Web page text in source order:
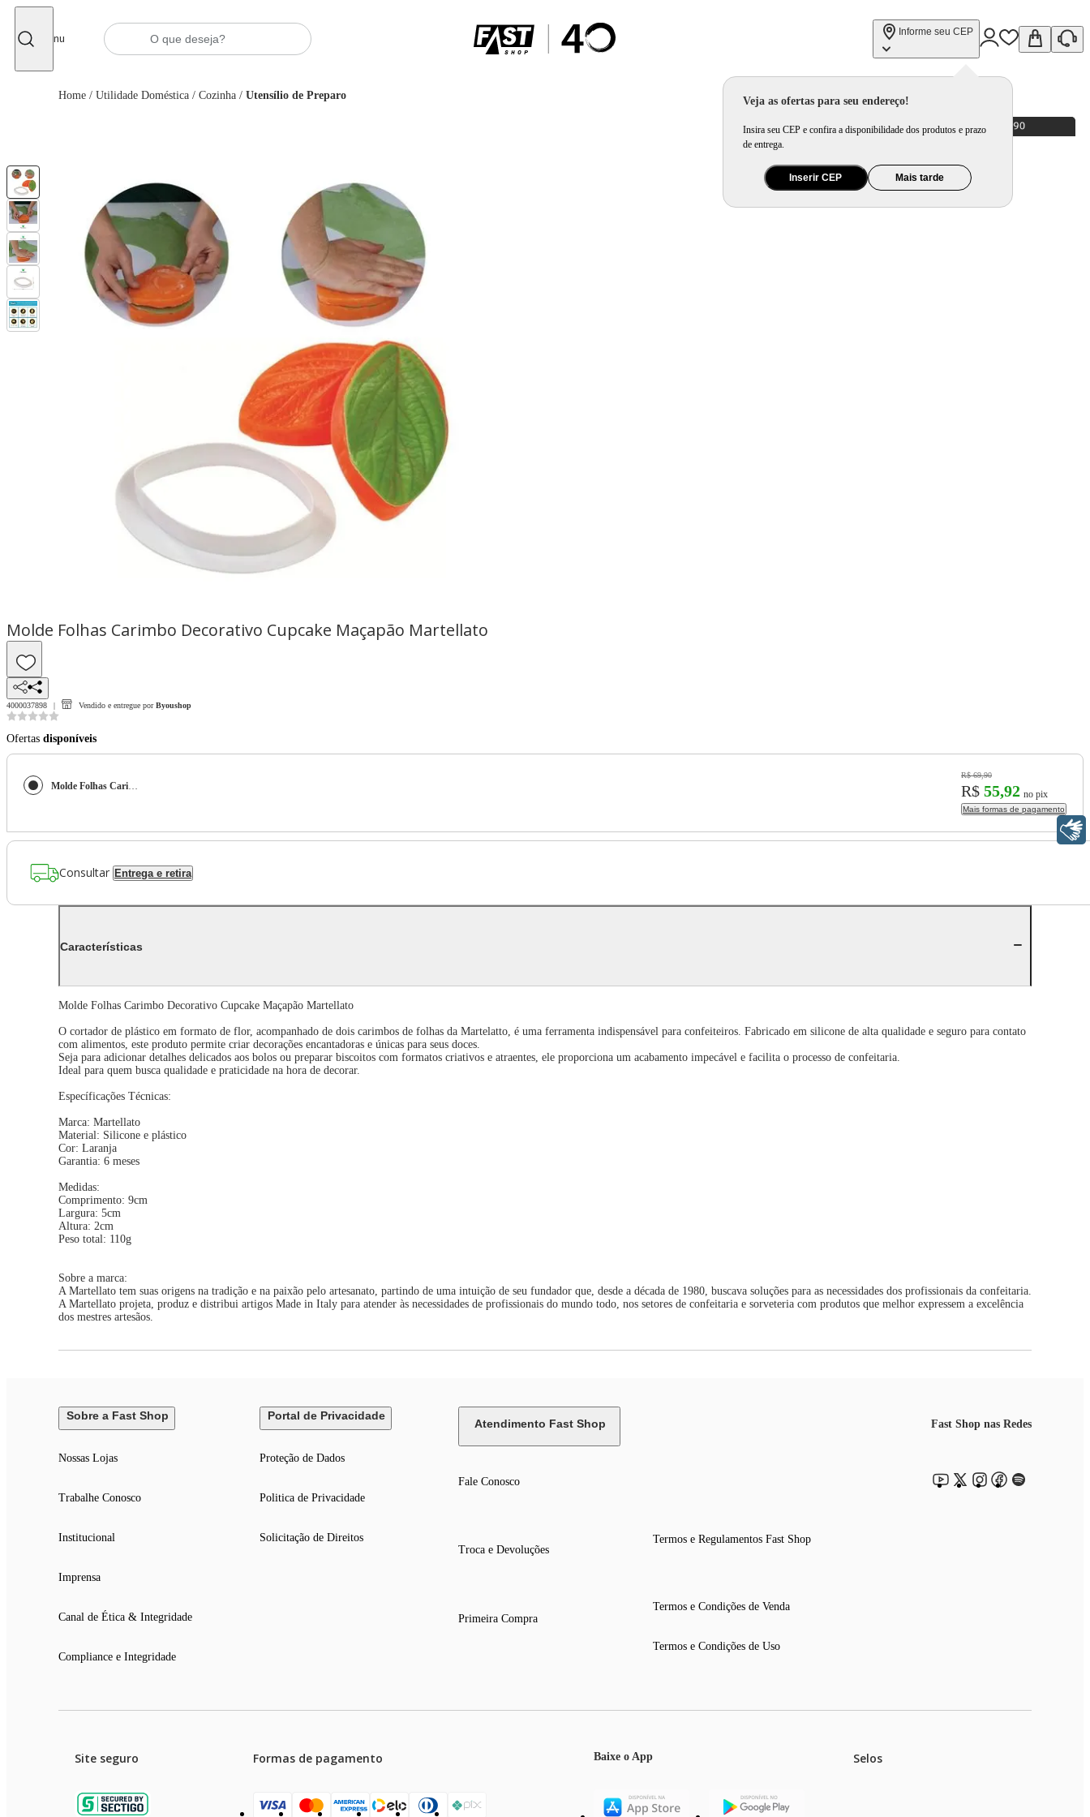
Menu
Informe seu CEP
Veja as ofertas para seu endereço!
Insira seu CEP e confira a disponibilidade dos produtos e prazo
de entrega.
Inserir CEP Mais tarde
Home / Utilidade Doméstica / Cozinha / Utensílio de Preparo
Molde Folhas Carimbo Decorativo Cupcake Maçapão Martellato
4000037898 Vendido e entregue por Byoushop
Ofertas disponíveis
Molde Folhas Carimbo Decorativo Cupcake Maçapão Martellato
R$ 69,90
R$ 55,92 no pix
Mais formas de pagamento
Consultar Entrega e retira
Características
Molde Folhas Carimbo Decorativo Cupcake Maçapão Martellato
O cortador de plástico em formato de flor, acompanhado de dois carimbos de folhas da Martelatto, é uma ferramenta indispensável para confeiteiros. Fabricado em silicone de alta qualidade e seguro para contato
com alimentos, este produto permite criar decorações encantadoras e únicas para seus doces.
Seja para adicionar detalhes delicados aos bolos ou preparar biscoitos com formatos criativos e atraentes, ele proporciona um acabamento impecável e facilita o processo de confeitaria.
Ideal para quem busca qualidade e praticidade na hora de decorar.
Específicações Técnicas:
Marca: Martellato
Material: Silicone e plástico
Cor: Laranja
Garantia: 6 meses
Medidas:
Comprimento: 9cm
Largura: 5cm
Altura: 2cm
Peso total: 110g
Sobre a marca:
A Martellato tem suas origens na tradição e na paixão pelo artesanato, partindo de uma intuição de seu fundador que, desde a década de 1980, buscava soluções para as necessidades dos profissionais da confeitaria.
A Martellato projeta, produz e distribui artigos Made in Italy para atender às necessidades de profissionais do mundo todo, nos setores de confeitaria e sorveteria com produtos que melhor expressem a excelência
dos mestres artesãos.
Sobre a Fast Shop
Nossas Lojas
Trabalhe Conosco
Institucional
Imprensa
Canal de Ética & Integridade
Compliance e Integridade
Portal de Privacidade
Proteção de Dados
Politica de Privacidade
Solicitação de Direitos
Atendimento Fast Shop
Fale Conosco
Troca e Devoluções
Primeira Compra
Termos e Regulamentos Fast Shop
Termos e Condições de Venda
Termos e Condições de Uso
Fast Shop nas Redes
Site seguro Formas de pagamento Baixe o App Selos
Libras